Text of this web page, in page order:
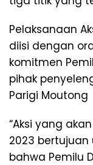
Pelaksanaan
diisi dengan
komitmen
pihak
Parigi Moutong
“Aksi yang
2023
bahwa Pemilu